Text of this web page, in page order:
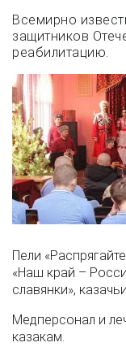
Всемирно
защитников
реабилитацию.
Пели
«Наш край –
славянки»,
Медперсонал и
казакам.